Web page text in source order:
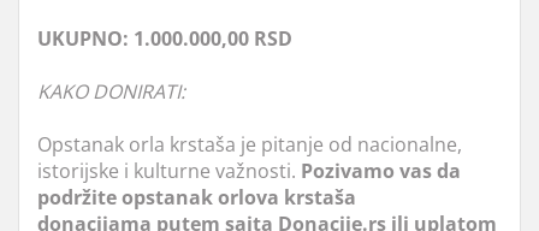
UKUPNO: 1.000.000,00 RSD
KAKO DONIRATI:
Opstanak orla krstaša je pitanje od nacionalne,
istorijske i kulturne važnosti. Pozivamo vas da
podržite opstanak orlova krstaša
donacijama putem sajta Donacije.rs ili uplatom